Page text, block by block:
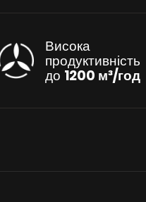
Висока
продуктивність
до 1200 м³/год